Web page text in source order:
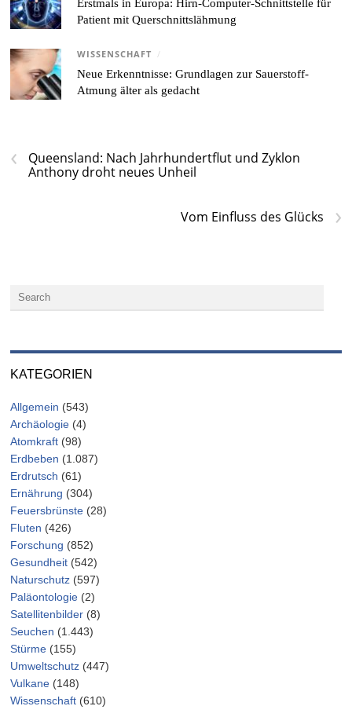
Erstmals in Europa: Hirn-Computer-Schnittstelle für
Patient mit Querschnittslähmung
WISSENSCHAFT /
Neue Erkenntnisse: Grundlagen zur Sauerstoff-
Atmung älter als gedacht
‹
Queensland: Nach Jahrhundertflut und Zyklon
Anthony droht neues Unheil
›
Vom Einfluss des Glücks
KATEGORIEN
Allgemein (543)
Archäologie (4)
Atomkraft (98)
Erdbeben (1.087)
Erdrutsch (61)
Ernährung (304)
Feuersbrünste (28)
Fluten (426)
Forschung (852)
Gesundheit (542)
Naturschutz (597)
Paläontologie (2)
Satellitenbilder (8)
Seuchen (1.443)
Stürme (155)
Umweltschutz (447)
Vulkane (148)
Wissenschaft (610)